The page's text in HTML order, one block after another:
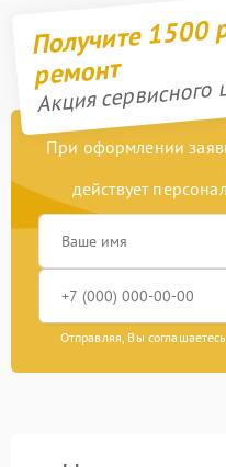
Получите 1500
ремонт
Акция
При оформлении
действует
Отправляя, Вы